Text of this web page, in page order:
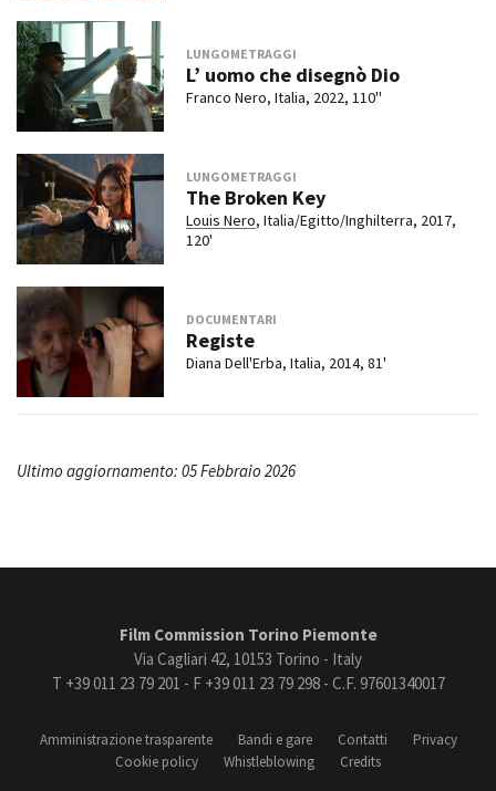
LUNGOMETRAGGI
L’ uomo che disegnò Dio
Franco Nero, Italia, 2022, 110''
LUNGOMETRAGGI
The Broken Key
Louis Nero, Italia/Egitto/Inghilterra, 2017,
120'
DOCUMENTARI
Registe
Diana Dell'Erba, Italia, 2014, 81'
Ultimo aggiornamento: 05 Febbraio 2026
Film Commission Torino Piemonte
Via Cagliari 42, 10153 Torino - Italy
T +39 011 23 79 201 - F +39 011 23 79 298 - C.F. 97601340017
Amministrazione trasparente Bandi e gare Contatti
Privacy
Cookie policy
Whistleblowing Credits